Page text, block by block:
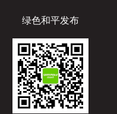
绿色和平发布